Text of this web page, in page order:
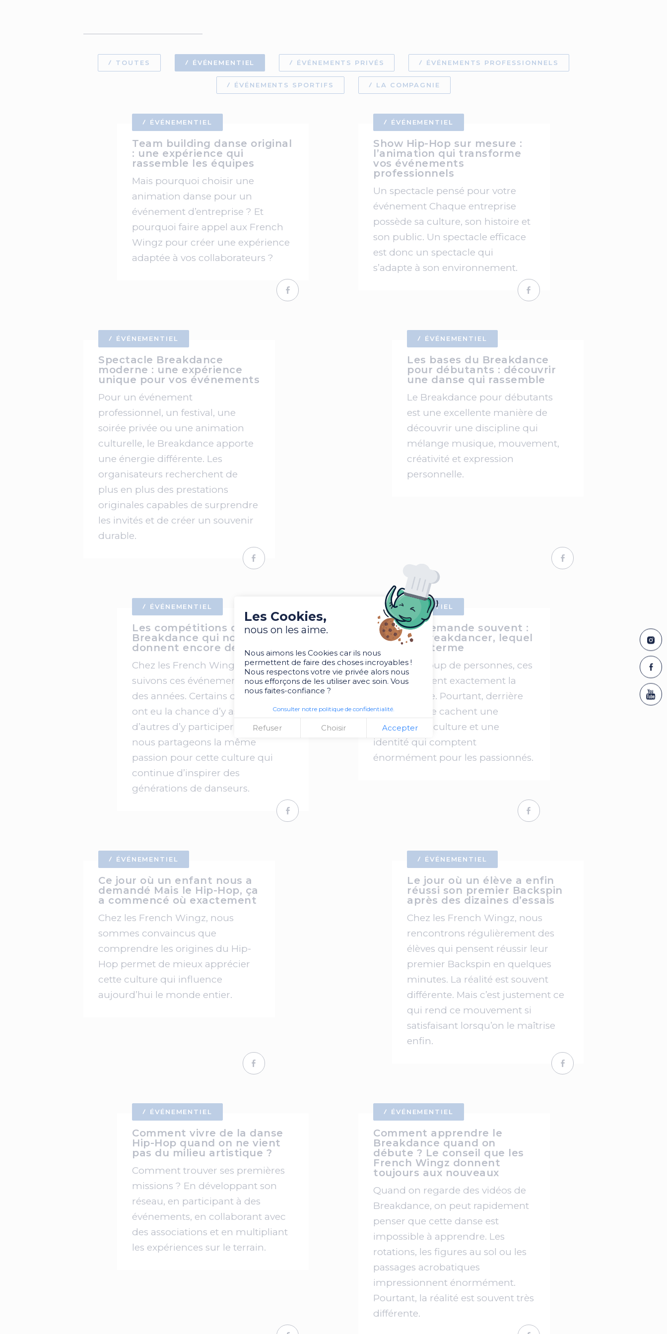
Les Cookies,
nous on les aime.
Nous aimons les Cookies car ils nous
permettent de faire des choses incroyables !
Nous respectons votre vie privée alors nous
nous efforçons de les utiliser avec soin. Vous
nous faites-confiance ?
Consulter notre politique de confidentialité.
Refuser Choisir Accepter
TOUTES ÉVÉNEMENTIEL ÉVÉNEMENTS PRIVÉS ÉVÉNEMENTS PROFESSIONNELS
ÉVÉNEMENTS SPORTIFS LA COMPAGNIE
ÉVÉNEMENTIEL
Team building danse original
: une expérience qui
rassemble les équipes
Mais pourquoi choisir une
animation danse pour un
événement d’entreprise ? Et
pourquoi faire appel aux French
Wingz pour créer une expérience
adaptée à vos collaborateurs ?
ÉVÉNEMENTIEL
Show Hip-Hop sur mesure :
l’animation qui transforme
vos événements
professionnels
Un spectacle pensé pour votre
événement Chaque entreprise
possède sa culture, son histoire et
son public. Un spectacle efficace
est donc un spectacle qui
s’adapte à son environnement.
ÉVÉNEMENTIEL
Spectacle Breakdance
moderne : une expérience
unique pour vos événements
Pour un événement
professionnel, un festival, une
soirée privée ou une animation
culturelle, le Breakdance apporte
une énergie différente. Les
organisateurs recherchent de
plus en plus des prestations
originales capables de surprendre
les invités et de créer un souvenir
durable.
ÉVÉNEMENTIEL
Les bases du Breakdance
pour débutants : découvrir
une danse qui rassemble
Le Breakdance pour débutants
est une excellente manière de
découvrir une discipline qui
mélange musique, mouvement,
créativité et expression
personnelle.
ÉVÉNEMENTIEL
Les compétitions de
Breakdance qui nous
donnent encore des frissons
Chez les French Wingz, nous
suivons ces événements depuis
des années. Certains d’entre nous
ont eu la chance d’y assister,
d’autres d’y participer, et tous
nous partageons la même
passion pour cette culture qui
continue d’inspirer des
générations de danseurs.
ÉVÉNEMENTIEL
On nous demande souvent :
Bboy ou Breakdancer, lequel
est le vrai terme
Pour beaucoup de personnes, ces
mots désignent exactement la
même chose. Pourtant, derrière
ces termes se cachent une
histoire, une culture et une
identité qui comptent
énormément pour les passionnés.
ÉVÉNEMENTIEL
Ce jour où un enfant nous a
demandé Mais le Hip-Hop, ça
a commencé où exactement
Chez les French Wingz, nous
sommes convaincus que
comprendre les origines du Hip-
Hop permet de mieux apprécier
cette culture qui influence
aujourd’hui le monde entier.
ÉVÉNEMENTIEL
Le jour où un élève a enfin
réussi son premier Backspin
après des dizaines d’essais
Chez les French Wingz, nous
rencontrons régulièrement des
élèves qui pensent réussir leur
premier Backspin en quelques
minutes. La réalité est souvent
différente. Mais c’est justement ce
qui rend ce mouvement si
satisfaisant lorsqu’on le maîtrise
enfin.
ÉVÉNEMENTIEL
Comment vivre de la danse
Hip-Hop quand on ne vient
pas du milieu artistique ?
Comment trouver ses premières
missions ? En développant son
réseau, en participant à des
événements, en collaborant avec
des associations et en multipliant
les expériences sur le terrain.
ÉVÉNEMENTIEL
Comment apprendre le
Breakdance quand on
débute ? Le conseil que les
French Wingz donnent
toujours aux nouveaux
Quand on regarde des vidéos de
Breakdance, on peut rapidement
penser que cette danse est
impossible à apprendre. Les
rotations, les figures au sol ou les
passages acrobatiques
impressionnent énormément.
Pourtant, la réalité est souvent très
différente.